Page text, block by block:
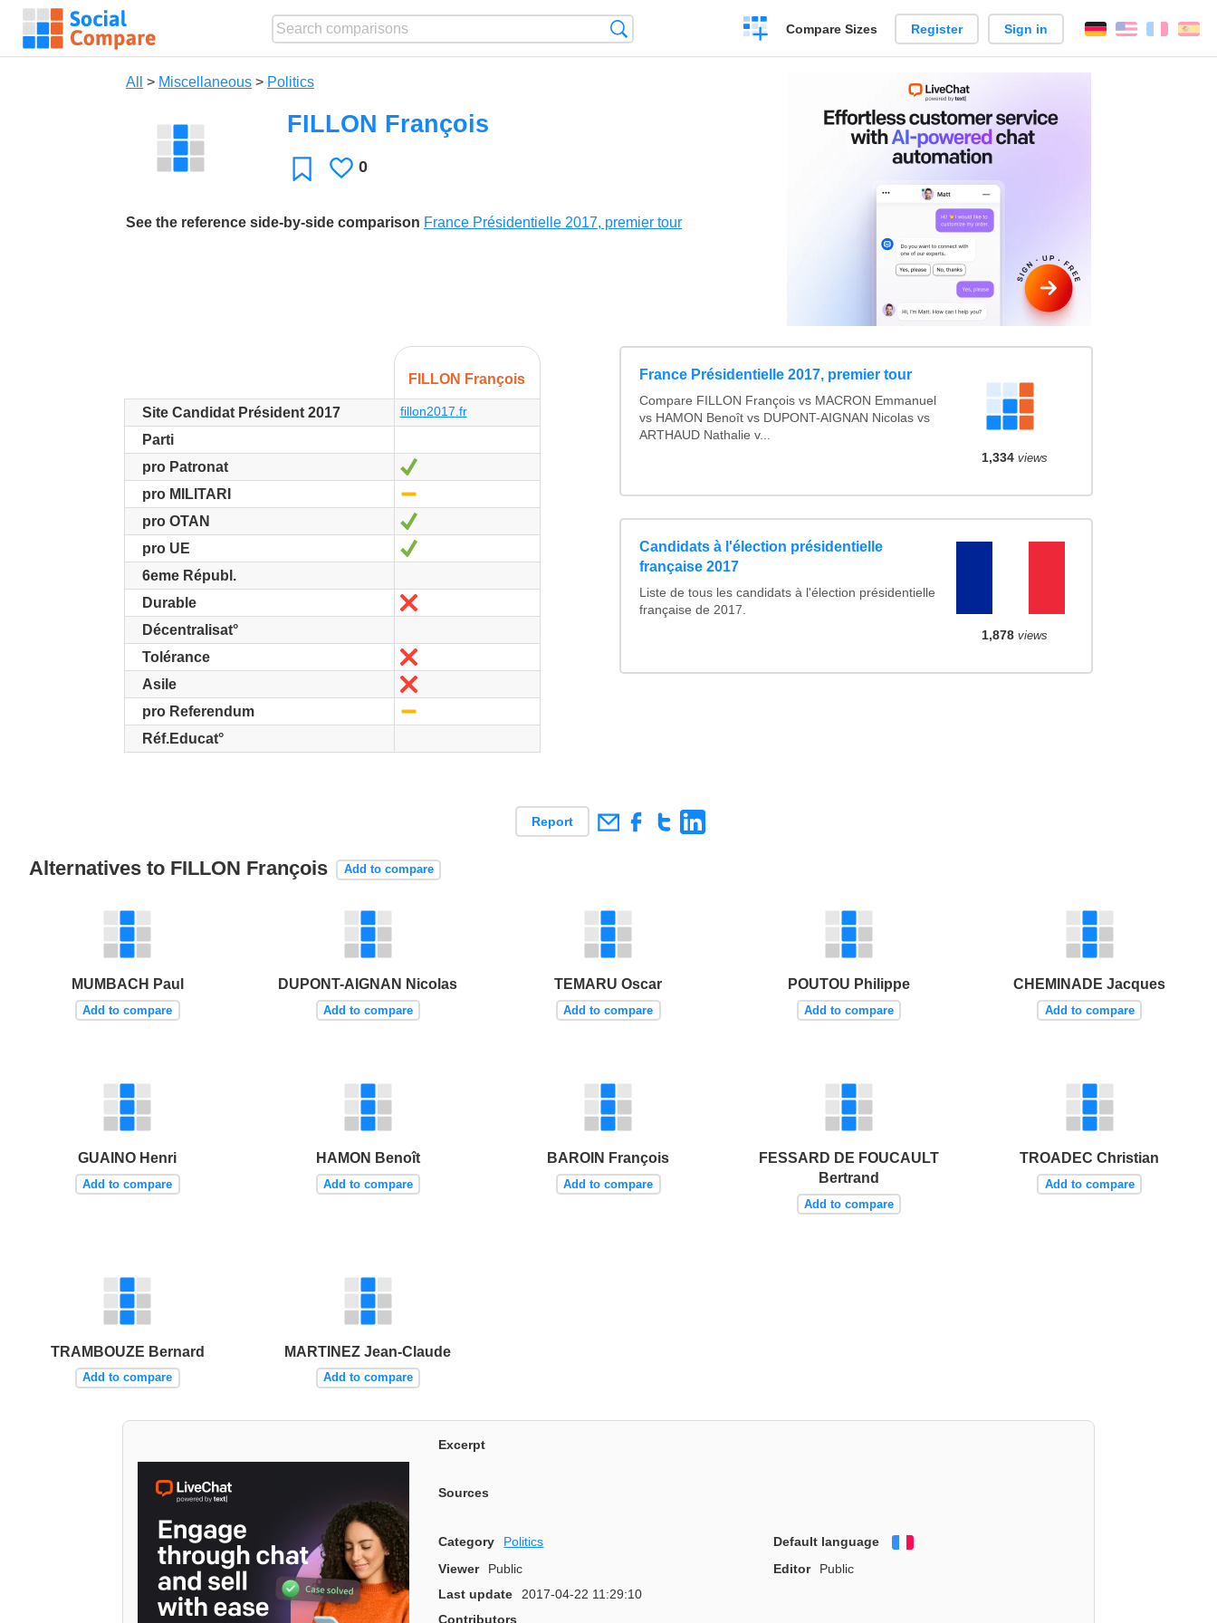
Create
a
Compare Sizes Register Sign in English
All > Miscellaneous > Politics
FILLON François
FavoriteLikes
0
See the reference side-by-side comparison France Présidentielle 2017, premier tour
FILLON François
Site Candidat Président 2017 fillon2017.fr
Parti
pro Patronat
pro MILITARI
pro OTAN
pro UE Ja
6eme Républ.
Durable
Nein
Décentralisat°
Tolérance
Nein
Asile Nein
pro Referendum
Réf.Educat°
France Présidentielle 2017, premier tour
Compare FILLON François vs MACRON Emmanuel
vs HAMON Benoît vs DUPONT-AIGNAN Nicolas vs
ARTHAUD Nathalie v...
1,334 views
Candidats à l'élection présidentielle
française 2017
Liste de tous les candidats à l'élection présidentielle
française de 2017.
1,878 views
Report
Alternatives to FILLON François Add to compare
MUMBACH Paul
Add to compare
DUPONT-AIGNAN Nicolas
Add to compare
TEMARU Oscar
Add to compare
POUTOU Philippe
Add to compare
CHEMINADE Jacques
Add to compare
GUAINO Henri
Add to compare
HAMON Benoît
Add to compare
BAROIN François
Add to compare
FESSARD DE FOUCAULT
Bertrand
Add to compare
TROADEC Christian
Add to compare
TRAMBOUZE Bernard
Add to compare
MARTINEZ Jean-Claude
Add to compare
Excerpt
Sources
Category Politics Default language
Viewer
Public Editor
Public
Last update
2017-04-22 11:29:10
Contributors